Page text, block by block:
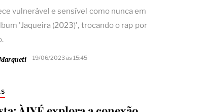
vulnerável e sensível como nunca em
'Jaqueira (2023)', trocando o rap por
19/06/2023 às 15:45